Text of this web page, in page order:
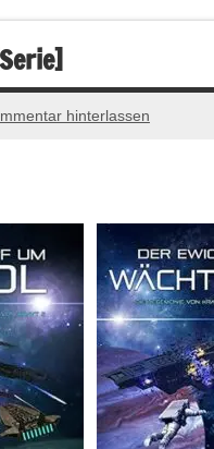
hinterlassen